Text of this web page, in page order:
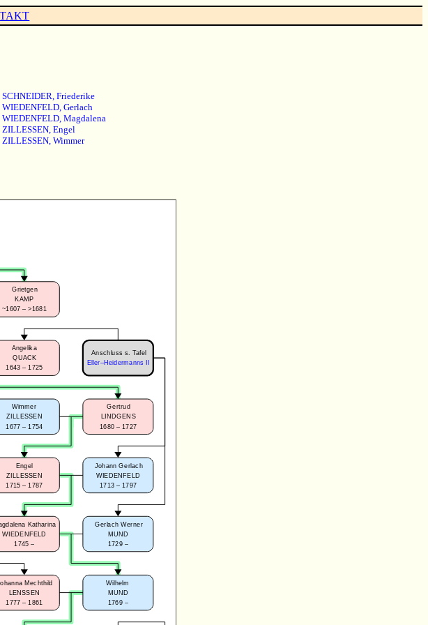
SCHNEIDER, Friederike
WIEDENFELD, Gerlach
WIEDENFELD, Magdalena
ZILLESSEN, Engel
ZILLESSEN, Wimmer
Wimmer
ZILLESSEN
1677 – 1754
Gertrud
LINDGENS
1680 – 1727
Johann Gerlach
WIEDENFELD
1713 – 1797
Engel
ZILLESSEN
1715 – 1787
Gerlach Werner
MUND
1729 –
Katharina
WIEDENFELD
1745 –
Wilhelm
MUND
1769 –
Mechthild
LENSSEN
1777 – 1861
Angelika
QUACK
1643 – 1725
Grietgen
KAMP
~1607 – >1681
Anschluss s. Tafel
Eller–Heidermanns II